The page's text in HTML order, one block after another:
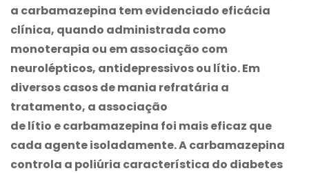
a carbamazepina tem evidenciado eficácia
clínica, quando administrada como
monoterapia ou em associação com
neurolépticos, antidepressivos ou lítio. Em
diversos casos de mania refratária a
tratamento, a associação
de lítio ecarbamazepina foi mais eficaz que
cada agente isoladamente. Acarbamazepina
controla a poliúria característica do diabetes